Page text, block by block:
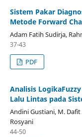
Sistem Pakar
Metode Forward
Adam Fatih Sudirja,
37-43
PDF
Analisis
Lalu Lintas pada
Andini Gustiani, M.
Rosyani
44-50